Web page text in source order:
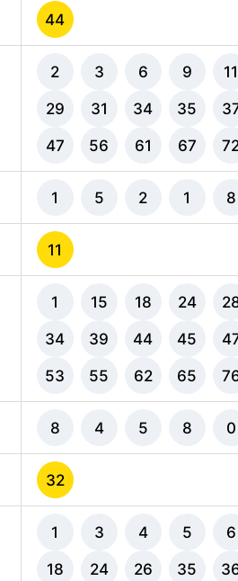
44
2 3 6 9 11
29 31 34 35
47 56 61 67
1 5 2 1 8
11
1 15 18 24
34 39 44 45
53 55 62 65
8 4 5 8 0
32
1 3 4 5 6
18 24 26 35